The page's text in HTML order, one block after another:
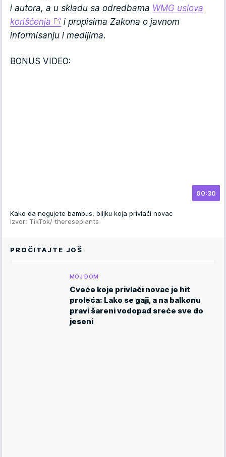
i autora, a u skladu sa odredbama WMG uslova
korišćenja
i propisima Zakona o javnom
informisanju i medijima.
BONUS VIDEO:
00:30
Kako da negujete bambus, biljku koja privlači novac
Izvor: TikTok/ thereseplants
PROČITAJTE JOŠ
MOJ DOM
Cveće koje privlači novac je hit
proleća: Lako se gaji, a na balkonu
pravi šareni vodopad sreće sve do
jeseni